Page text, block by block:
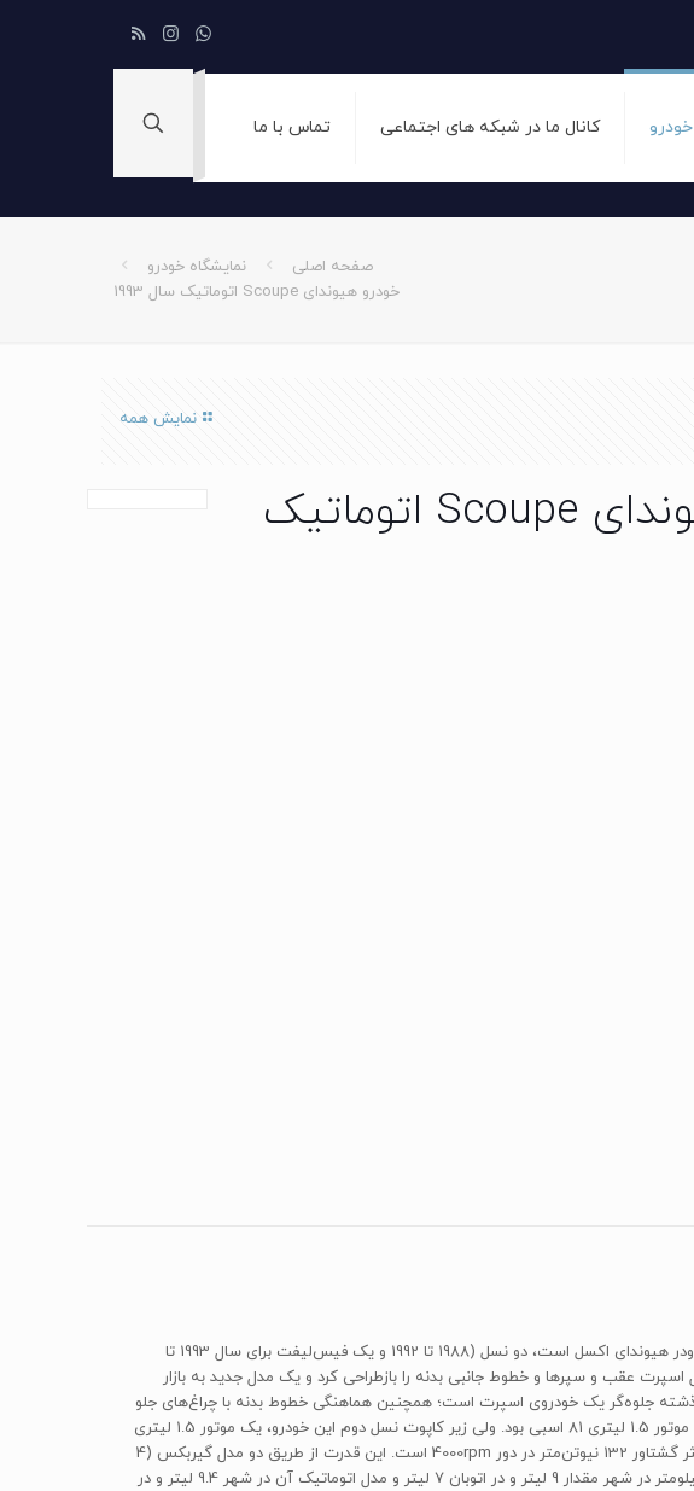
کانال ما در شبکه های اجتماعی تماس با ما
صفحه اصلی
نمایشگاه خودرو
خودرو هیوندای Scoupe اتوماتیک سال 1993
نمایش همه
خودرو هیوندای Scoupe اتوماتیک
«هیوندای اسکوپ» از سال 1988 تا سال 1995، روی خط تولید شرکت «هیوندای» بود. این خودروی کوپه که درواقع همان مدل دودر هیوندای اکسل است، دو نسل (1988 تا 1992 و یک فیس‌لیفت برای سال 1993 تا
جلو و عقب و بال اسپرت عقب و سپرها و خطوط جانبی بدنه را بازطراحی کرد و یک مدل جدید به بازار
جلوه‌گر یک خودروی اسپرت است؛ همچنین هماهنگی خطوط بدنه با چراغ‌های جلو
و عقب در این امر کمک بسزایی کرده‌اند. در بخش مشخصات فنی، نسل اول این خودرو از همان موتور اکسل بهره می‌برد که یک موتور 1.5 لیتری 81 اسبی بود. ولی زیر کاپوت نسل دوم این خودرو، یک موتور 1.5 لیتری
4 سیلندر خطی 12 سوپاپ موجود است که به‌دلیل تغییرات در سیستم سوخت‌رسانی قادر به تولید 92 اسب‌بخار قدرت و حداکثر گشتاور 132 نیوتن‌متر در دور 4000rpm است. این قدرت از طریق دو مدل گیربکس (4
سرعته‌ی اتوماتیک و 5 سرعته‌ی دستی) به چرخ‌های جلوی خودرو منتقل می‌شود. همچنین مدل دستی این خودرو در هر 100 کیلومتر در شهر مقدار 9 لیتر و در اتوبان 7 لیتر و مدل اتوماتیک آن در شهر 9.4 لیتر و در